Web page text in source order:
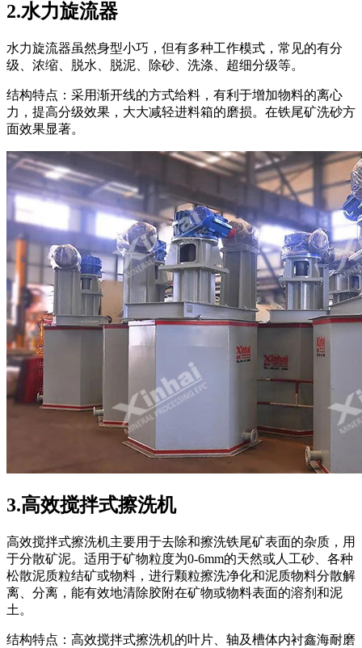
2.水力旋流器
水力旋流器虽然身型小巧，但有多种工作模式，常见的有分
级、浓缩、脱水、脱泥、除砂、洗涤、超细分级等。
结构特点：采用渐开线的方式给料，有利于增加物料的离心
力，提高分级效果，大大减轻进料箱的磨损。在铁尾矿洗砂方
面效果显著。
3.高效搅拌式擦洗机
高效搅拌式擦洗机主要用于去除和擦洗铁尾矿表面的杂质，用
于分散矿泥。适用于矿物粒度为0-6mm的天然或人工砂、各种
松散泥质粒结矿或物料，进行颗粒擦洗净化和泥质物料分散解
离、分离，能有效地清除胶附在矿物或物料表面的溶剂和泥
土。
结构特点：高效搅拌式擦洗机的叶片、轴及槽体内衬鑫海耐磨